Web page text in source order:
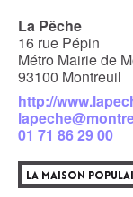
La Pêche
16 rue Pépin
Métro Mairie de
93100 Montreuil
http://
01 71 86 29 00
LA MAISON